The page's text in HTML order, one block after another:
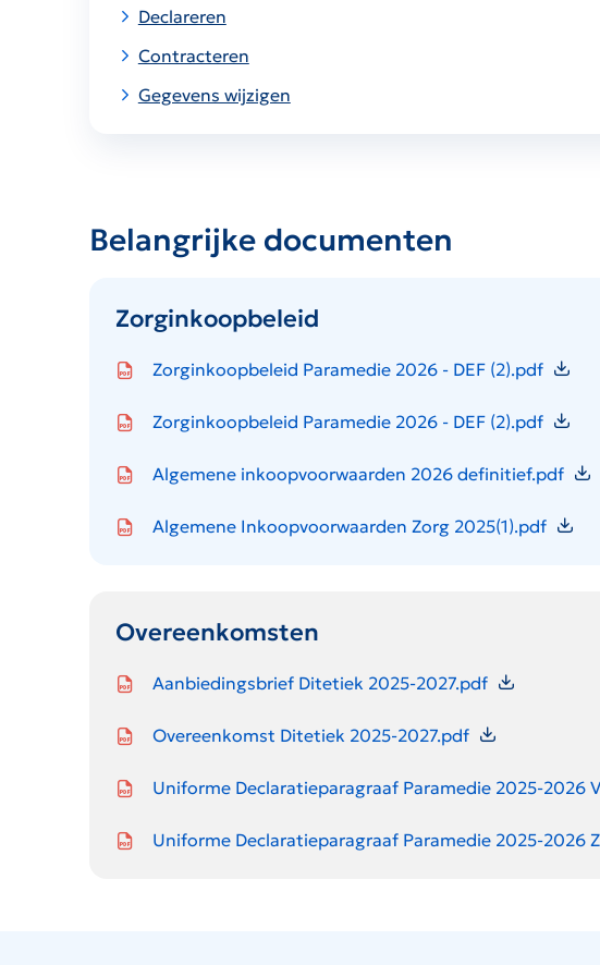
Declareren
Contracteren
Gegevens wijzigen
Belangrijke documenten
Zorginkoopbeleid
Icon file type-pdfZorginkoopbeleid Paramedie 2026 - DEF (2).pdf
Icon file type-pdfZorginkoopbeleid Paramedie 2026 - DEF (2).pdf
Icon file type-pdf
Algemene inkoopvoorwaarden 2026 definitief.pdf
Icon file type-pdf
Algemene Inkoopvoorwaarden Zorg 2025(1).pdf
Overeenkomsten
Icon file type-pdfAanbiedingsbrief Ditetiek 2025-2027.pdf
Icon file type-pdf
Overeenkomst Ditetiek 2025-2027.pdf
Icon file type-pdfUniforme Declaratieparagraaf Paramedie 2025-
Icon file type-pdfUniforme Declaratieparagraaf Paramedie 2025-2026